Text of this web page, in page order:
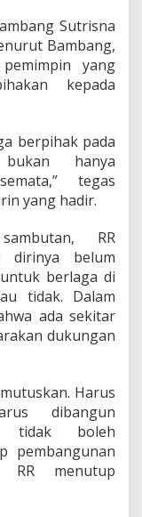
Sutrisna
Bambang,
yang
kepada
berpihak pada
bukan hanya
tegas
yang hadir.
RR
dirinya belum
berlaga di
tidak. Dalam
ada sekitar
dukungan
Harus
dibangun
tidak boleh
pembangunan
RR menutup